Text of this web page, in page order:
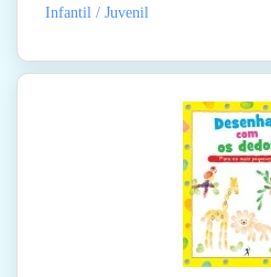
Infantil / Juvenil